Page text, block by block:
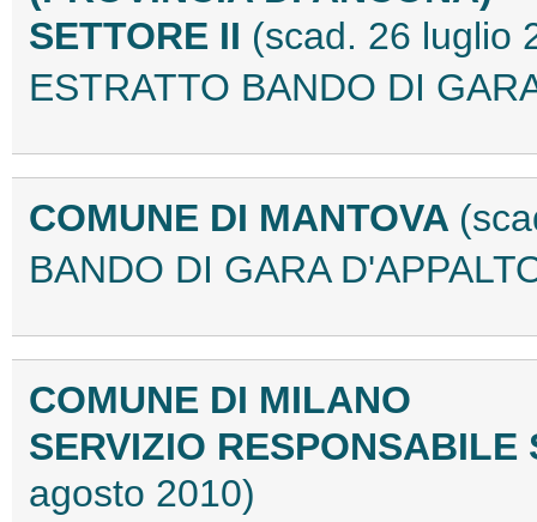
SETTORE II (scad. 26 luglio
ESTRATTO BANDO DI
COMUNE DI MANTOVA
BANDO DI GARA
COMUNE DI MILANO
SERVIZIO
agosto 2010)